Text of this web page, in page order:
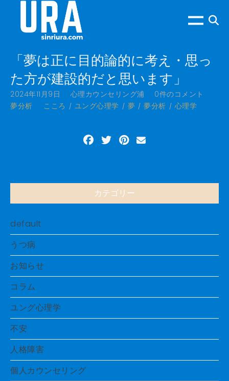
「夢は正に目的論的に考え・思っ
た方が建設的だと思います」
2024年11月9日 心理カウンセリング浦
0件のコメント
夢分析
こころ ユング心理学 夢 夢分析 心理学
カテゴリー
default
うつ病
お知らせ
コラム
ユング心理学
不安
人格障害
個人カウンセリング